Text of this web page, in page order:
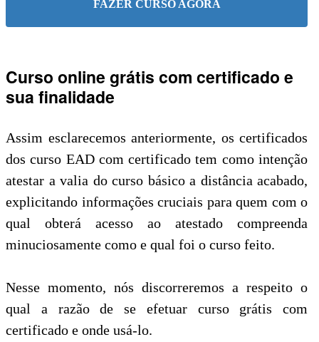
FAZER CURSO AGORA
Curso online grátis com certificado e
sua finalidade
Assim esclarecemos anteriormente, os certificados
dos curso EAD com certificado tem como intenção
atestar a valia do curso básico a distância acabado,
explicitando informações cruciais para quem com o
qual obterá acesso ao atestado compreenda
minuciosamente como e qual foi o curso feito.
Nesse momento, nós discorreremos a respeito o
qual a razão de se efetuar curso grátis com
certificado e onde usá-lo.